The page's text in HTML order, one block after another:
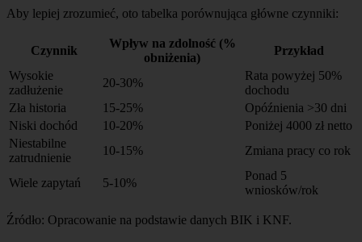
Aby lepiej zrozumieć, oto tabelka porównująca główne czynniki:
Czynnik
Wpływ na zdolność (%
obniżenia)
Przykład
Wysokie
zadłużenie
20-30%
Rata powyżej 50%
dochodu
Zła historia
15-25%
Opóźnienia >30 dni
Niski dochód
10-20%
Poniżej 4000 zł netto
Niestabilne
zatrudnienie
10-15% Zmiana pracy co rok
Wiele zapytań 5-10%
Ponad 5
wniosków/rok
Źródło: Opracowanie na podstawie danych BIK i KNF.